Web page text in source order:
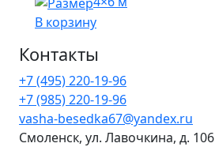
В корзину
Контакты
+7 (495) 220-19-96
+7 (985) 220-19-96
vasha-besedka67@yandex.ru
Смоленск, ул. Лавочкина, д. 106